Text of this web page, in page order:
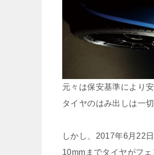
元々は保安基準により
タイヤのはみ出しは一
しかし、2017年6月22
10mmまでタイヤがフ